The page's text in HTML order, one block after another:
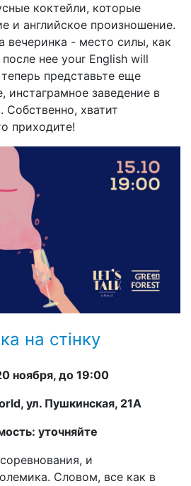
коктейли, которые
и английское произношение.
вечеринка - место силы, как
нее your English will
представьте еще
инстаграмное заведение в
хватит
приходите!
на стінку
ноября, до 19:00
ул. Пушкинская, 21А
уточняйте
и
Словом, все как в